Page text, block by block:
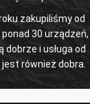
zakupiliśmy od
30 urządzeń,
dobrze i usługa od
również dobra.